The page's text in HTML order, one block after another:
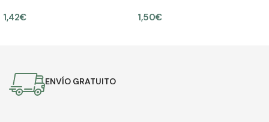
1,42€
1,50€
ENVÍO GRATUITO